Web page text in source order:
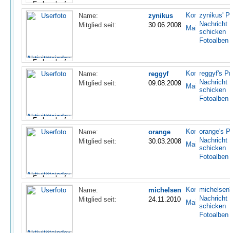
Name:
zynikus
Mitglied seit:
30.06.2008
zynikus'
Nachricht
schicken
Fotoalben
Name:
reggyf
Mitglied seit:
09.08.2009
reggyf's
Nachricht
schicken
Fotoalben
Name:
orange
Mitglied seit:
30.03.2008
orange's
Nachricht
schicken
Fotoalben
Name:
michelsen
Mitglied seit:
24.11.2010
Nachricht
schicken
Fotoalben